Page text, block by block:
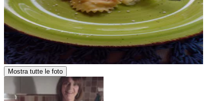
Mostra tutte le foto